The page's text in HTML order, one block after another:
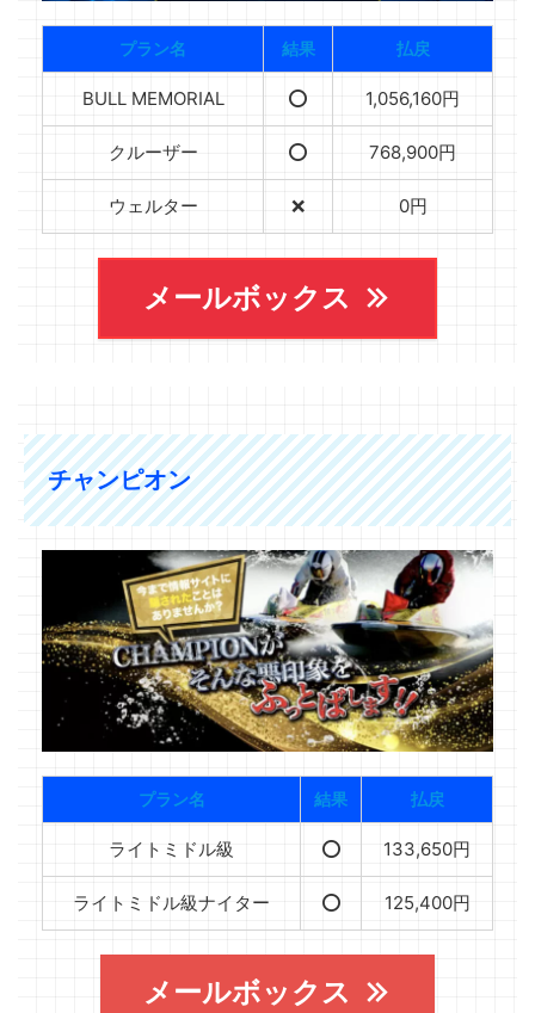
プラン名 結果 払戻
BULL MEMORIAL ⭕️ 1,056,160円
クルーザー ⭕️ 768,900円
ウェルター ❌ 0円
メールボックス
チャンピオン
プラン名 結果 払戻
ライトミドル級 ⭕️ 133,650円
ライトミドル級ナイター ⭕️ 125,400円
メールボックス